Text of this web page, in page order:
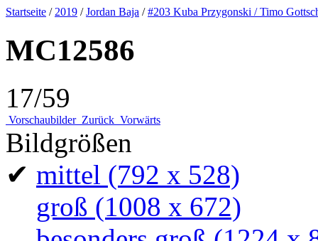
Startseite / 2019 /Jordan Baja /#203 Kuba Przygonski / Timo
MC12586
17/59
Vorschaubilder Zurück Vorwärts
Bildgrößen
✔ mittel (792 x 528)
groß (1008 x 672)